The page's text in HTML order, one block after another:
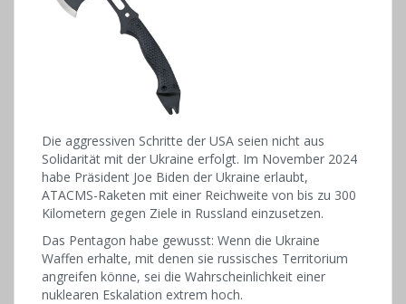
Die aggressiven Schritte der USA seien nicht aus
Solidarität mit der Ukraine erfolgt. Im November 2024
habe Präsident Joe Biden der Ukraine erlaubt,
ATACMS-Raketen mit einer Reichweite von bis zu 300
Kilometern gegen Ziele in Russland einzusetzen.
Das Pentagon habe gewusst: Wenn die Ukraine
Waffen erhalte, mit denen sie russisches Territorium
angreifen könne, sei die Wahrscheinlichkeit einer
nuklearen Eskalation extrem hoch.